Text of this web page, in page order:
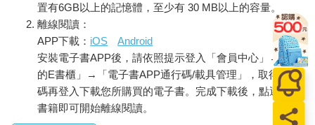
置有6GB以上的記憶體，至少有 30 MB以上的容量。
離線閱讀：
APP下載： iOS
Android
安裝電子書APP後，請依照提示登入「會員中心」→「我
的E書櫃」→「電子書APP通行碼/載具管理」，取得通行
碼再登入下載您所購買的電子書。完成下載後，點選任一
書籍即可開始離線閱讀。